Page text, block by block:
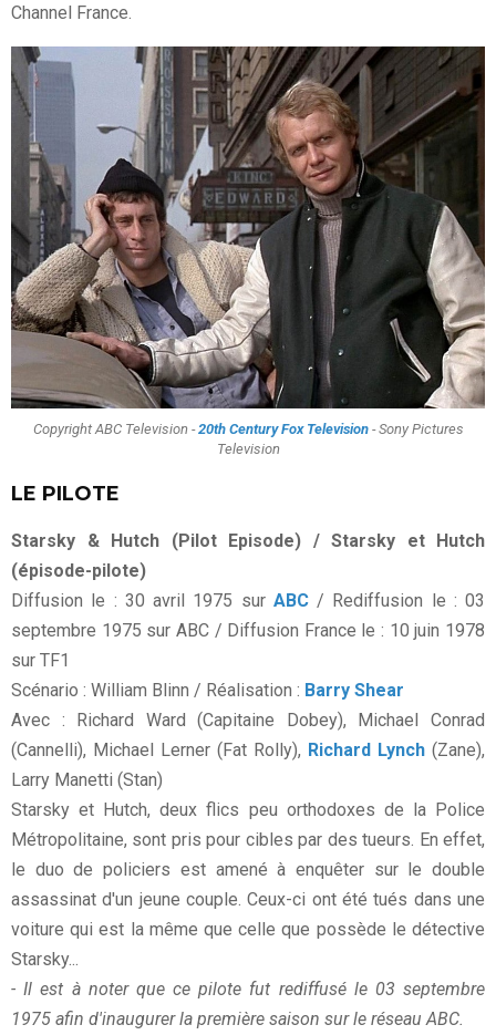
Channel France.
Copyright ABC Television -20th Century Fox Television- Sony Pictures
Television
LE PILOTE
Starsky & Hutch (Pilot Episode) / Starsky et Hutch
(épisode-pilote)
Diffusion le : 30 avril 1975 sur ABC/ Rediffusion le : 03
septembre 1975 sur ABC / Diffusion France le : 10 juin 1978
sur TF1
Scénario : William Blinn / Réalisation : Barry Shear
Avec : Richard Ward (Capitaine Dobey), Michael Conrad
(Cannelli), Michael Lerner (Fat Rolly), Richard Lynch (Zane),
Larry Manetti (Stan)
Starsky et Hutch, deux flics peu orthodoxes de la Police
Métropolitaine, sont pris pour cibles par des tueurs. En effet,
le duo de policiers est amené à enquêter sur le double
assassinat d'un jeune couple. Ceux-ci ont été tués dans une
voiture qui est la même que celle que possède le détective
Starsky...
- Il est à noter que ce pilote fut rediffusé le 03 septembre
1975 afin d'inaugurer la première saison sur le réseau ABC.